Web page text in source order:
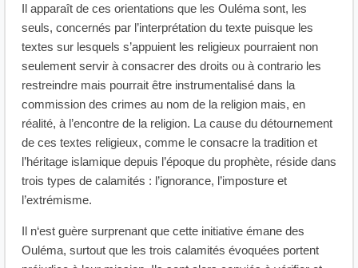
Il apparaît de ces orientations que les Ouléma sont, les
seuls, concernés par l’interprétation du texte puisque les
textes sur lesquels s’appuient les religieux pourraient non
seulement servir à consacrer des droits ou à contrario les
restreindre mais pourrait être instrumentalisé dans la
commission des crimes au nom de la religion mais, en
réalité, à l’encontre de la religion. La cause du détournement
de ces textes religieux, comme le consacre la tradition et
l’héritage islamique depuis l’époque du prophète, réside dans
trois types de calamités : l’ignorance, l’imposture et
l’extrémisme.
Il n‘est guère surprenant que cette initiative émane des
Ouléma, surtout que les trois calamités évoquées portent